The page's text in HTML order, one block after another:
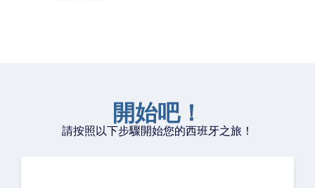
開始吧！
請按照以下步驟開始您的西班牙之旅！